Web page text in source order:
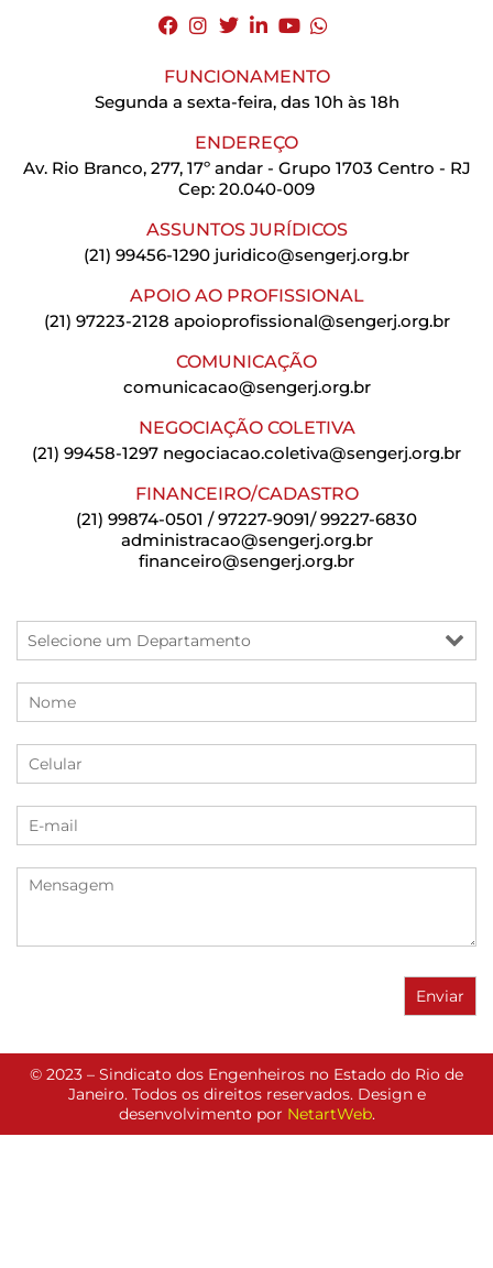
FUNCIONAMENTO
Segunda a sexta-feira, das 10h às 18h
ENDEREÇO
Av. Rio Branco, 277, 17º andar - Grupo 1703 Centro - RJ
Cep: 20.040-009
ASSUNTOS JURÍDICOS
(21) 99456-1290 juridico@sengerj.org.br
APOIO AO PROFISSIONAL
(21) 97223-2128 apoioprofissional@sengerj.org.br
COMUNICAÇÃO
comunicacao@sengerj.org.br
NEGOCIAÇÃO COLETIVA
(21) 99458-1297 negociacao.coletiva@sengerj.org.br
FINANCEIRO/CADASTRO
(21) 99874-0501 / 97227-9091/ 99227-6830
administracao@sengerj.org.br
financeiro@sengerj.org.br
© 2023 – Sindicato dos Engenheiros no Estado do Rio de
Janeiro. Todos os direitos reservados. Design e
desenvolvimento por NetartWeb.